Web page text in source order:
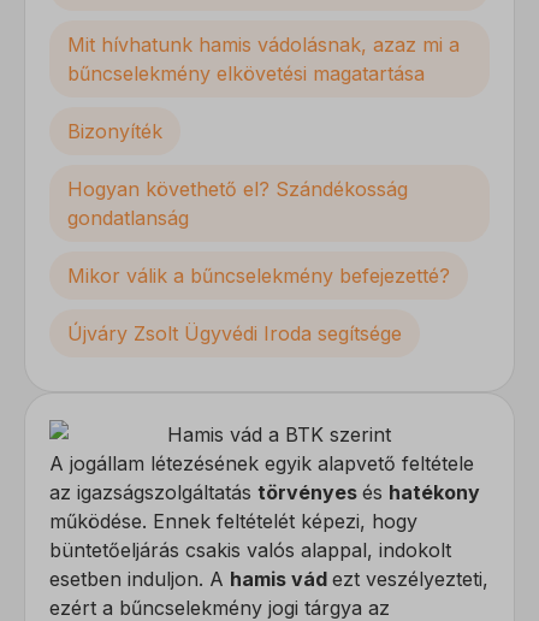
Mit hívhatunk hamis vádolásnak, azaz mi a
bűncselekmény elkövetési magatartása
Bizonyíték
Hogyan követhető el? Szándékosság
gondatlanság
Mikor válik a bűncselekmény befejezetté?
Újváry Zsolt Ügyvédi Iroda segítsége
A jogállam létezésének egyik alapvető feltétele
az igazságszolgáltatás törvényes és hatékony
működése. Ennek feltételét képezi, hogy
büntetőeljárás csakis valós alappal, indokolt
esetben induljon. A hamis vád ezt veszélyezteti,
ezért a bűncselekmény jogi tárgya az